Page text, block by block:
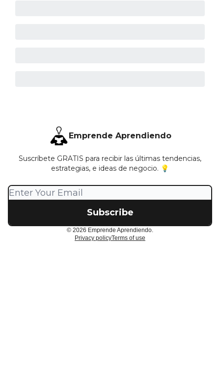
Emprende Aprendiendo
Suscríbete GRATIS para recibir las últimas tendencias,
estrategias, e ideas de negocio. 💡
© 2026 Emprende Aprendiendo.
Privacy policyTerms of use